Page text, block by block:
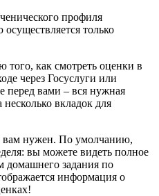
профиля
только
как смотреть оценки в
через Госуслуги или
перед вами – вся нужная
вкладок для
вам нужен. По умолчанию,
вы можете видеть полное
домашнего задания по
информация о